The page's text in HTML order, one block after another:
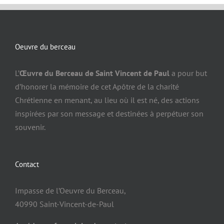
Oeuvre du berceau
L’Œuvre du Berceau de Saint Vincent de Paul a pour but
d’honorer la mémoire de cet Apôtre de la charité
Chrétienne en menant, au lieu où il est né, des actions
inspirées par son message et destinées à perpétuer son
souvenir.
Contact
Impasse de l’Oeuvre du Berceau,
40990 Saint-Vincent-de-Paul